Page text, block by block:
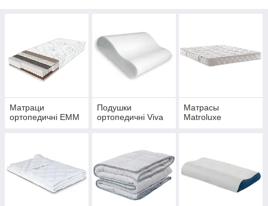
Матраци
ортопедичні ЕММ
Подушки
ортопедичні Viva
Матрасы
Matroluxe